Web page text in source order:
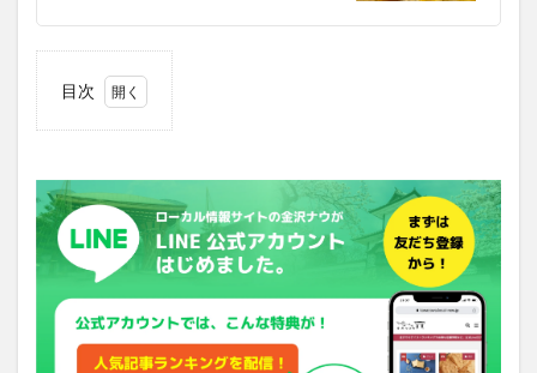
目次
横川
店は
どん
なメ
ニュ
ーが
る？